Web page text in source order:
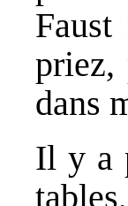
priez,
dans
Il y a